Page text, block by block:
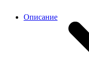
Описание